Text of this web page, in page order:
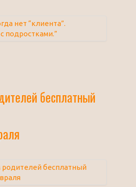
бесплатный